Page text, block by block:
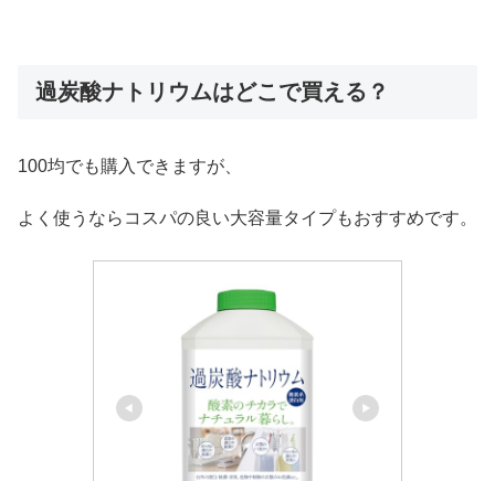
過炭酸ナトリウムはどこで買える？
100均でも購入できますが、
よく使うならコスパの良い大容量タイプもおすすめです。